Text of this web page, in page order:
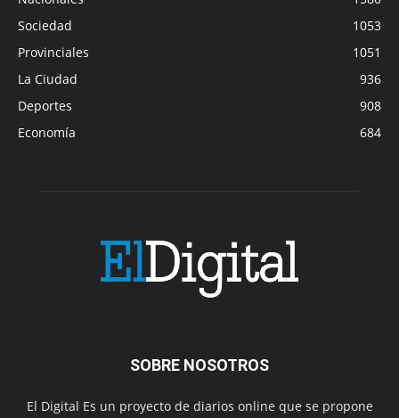
Sociedad
1053
Provinciales
1051
La Ciudad
936
Deportes
908
Economía
684
SOBRE NOSOTROS
El Digital Es un proyecto de diarios online que se propone